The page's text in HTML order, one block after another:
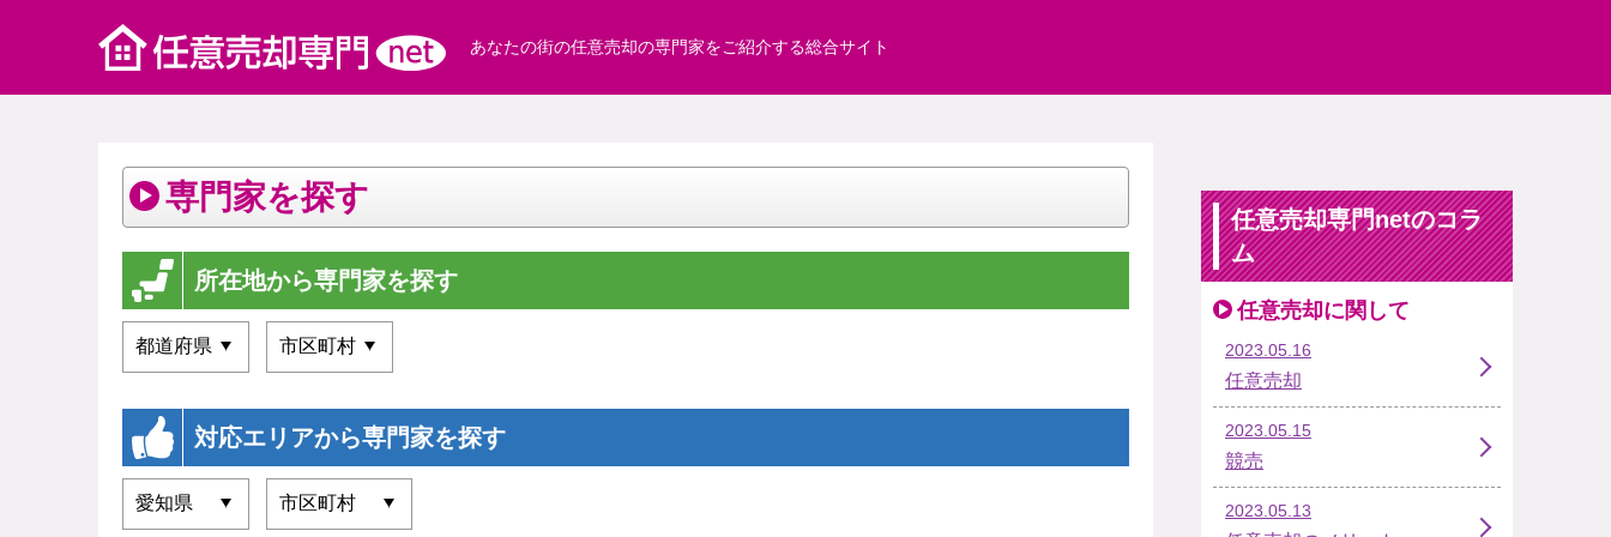
あなたの街の任意売却の専門家をご紹介する総合サイト
専門家を探す
所在地から専門家を探す
対応エリアから専門家を探す
任意売却専門netのコラ
ム
任意売却に関して
2023.05.16
任意売却
2023.05.15
競売
2023.05.13